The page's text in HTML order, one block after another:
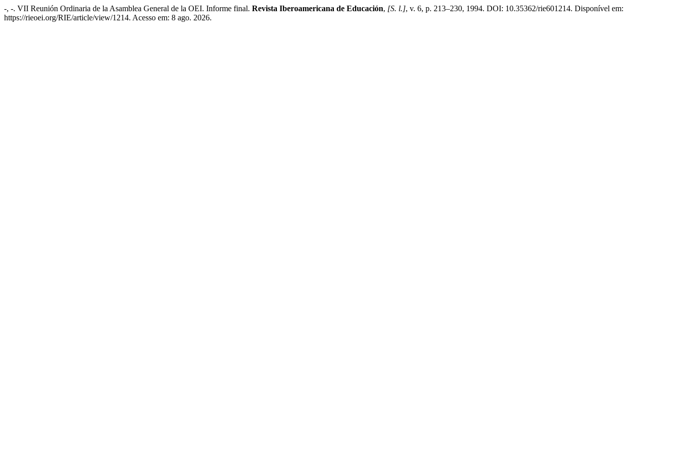
-, -. VII Reunión Ordinaria de la Asamblea General de la OEI. Informe final. Revista Iberoamericana de Educación, [S. l.], v. 6, p. 213–230, 1994. DOI: 10.35362/rie601214. Disponível em:
https://rieoei.org/RIE/article/view/1214. Acesso em: 8 ago. 2026.